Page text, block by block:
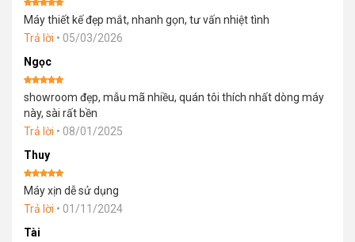
Được xếp
hạng 55
sao
Máy thiết kế đẹp mắt, nhanh gọn, tư vấn nhiệt tình
Trả lời • 05/03/2026
Ngọc
Được xếp
hạng55
sao
showroom đẹp, mẫu mã nhiều, quán tôi thích nhất dòng máy
này, sài rất bền
Trả lời • 08/01/2025
Thuy
Được xếp
hạng 55
sao
Máy xịn dễ sử dụng
Trả lời • 01/11/2024
Tài